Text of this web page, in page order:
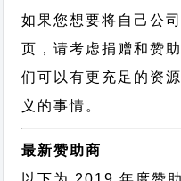
如果您想要将自己公
页，请考虑捐赠和赞
们可以有更充足的资
义的事情。
最新赞助商